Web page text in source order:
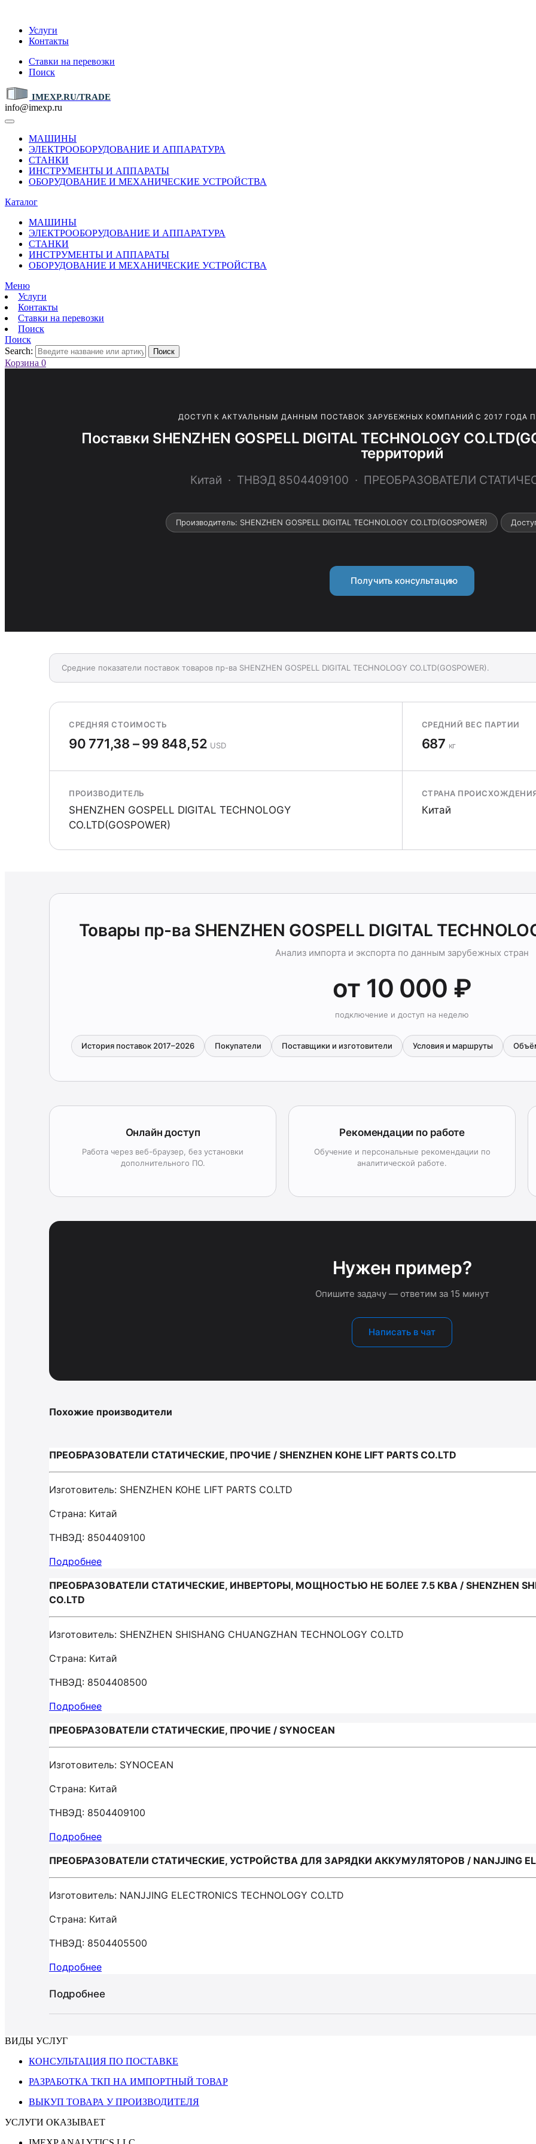
Услуги
Контакты
Ставки на перевозки
Поиск
IMEXP.RU/TRADE
info@imexp.ru
МАШИНЫ
ЭЛЕКТРООБОРУДОВАНИЕ И АППАРАТУРА
СТАНКИ
ИНСТРУМЕНТЫ И АППАРАТЫ
ОБОРУДОВАНИЕ И МЕХАНИЧЕСКИЕ УСТРОЙСТВА
Каталог
МАШИНЫ
ЭЛЕКТРООБОРУДОВАНИЕ И АППАРАТУРА
СТАНКИ
ИНСТРУМЕНТЫ И АППАРАТЫ
ОБОРУДОВАНИЕ И МЕХАНИЧЕСКИЕ УСТРОЙСТВА
Меню
Услуги
Контакты
Ставки на перевозки
Поиск
Поиск
Search:
Поиск
Корзина 0
ДОСТУП К АКТУАЛЬНЫМ ДАННЫМ ПОСТАВОК ЗАРУБЕЖНЫХ КОМПАНИЙ С 2017 ГОДА
Поставки SHENZHEN GOSPELL DIGITAL TECHNOLOGY
территорий
Китай · ТНВЭД 8504409100 · ПРЕОБРАЗОВАТЕЛИ
Производитель: SHENZHEN GOSPELL DIGITAL TECHNOLOGY CO.LTD(GOSPOWER)
Получить консультацию
Средние показатели поставок товаров пр-ва SHENZHEN GOSPELL DIGITAL TECHNOLOGY CO.LTD(GOSPOWER).
СРЕДНЯЯ СТОИМОСТЬ
90 771,38 – 99 848,52 USD
СРЕДНИЙ ВЕС ПАРТИИ
687 кг
ПРОИЗВОДИТЕЛЬ
SHENZHEN GOSPELL DIGITAL TECHNOLOGY
CO.LTD(GOSPOWER)
СТРАНА
Китай
Товары пр-ва SHENZHEN GOSPELL DIGITAL
Анализ импорта и экспорта по данным зарубежных стран
от 10 000 ₽
подключение и доступ на неделю
История поставок 2017–2026 Покупатели Поставщики и изготовители Условия и маршруты
Онлайн доступ
Работа через веб-браузер, без установки
дополнительного ПО.
Рекомендации по работе
Обучение и персональные рекомендации по
аналитической работе.
Нужен пример?
Опишите задачу — ответим за 15 минут
Написать в чат
Похожие производители
ПРЕОБРАЗОВАТЕЛИ СТАТИЧЕСКИЕ, ПРОЧИЕ / SHENZHEN KOHE LIFT PARTS CO.LTD
Изготовитель: SHENZHEN KOHE LIFT PARTS CO.LTD
Страна: Китай
ТНВЭД: 8504409100
Подробнее
ПРЕОБРАЗОВАТЕЛИ СТАТИЧЕСКИЕ, ИНВЕРТОРЫ, МОЩНОСТЬЮ НЕ БОЛЕЕ 7.5 КВА / SHENZHEN
CO.LTD
Изготовитель: SHENZHEN SHISHANG CHUANGZHAN TECHNOLOGY CO.LTD
Страна: Китай
ТНВЭД: 8504408500
Подробнее
ПРЕОБРАЗОВАТЕЛИ СТАТИЧЕСКИЕ, ПРОЧИЕ / SYNOCEAN
Изготовитель: SYNOCEAN
Страна: Китай
ТНВЭД: 8504409100
Подробнее
ПРЕОБРАЗОВАТЕЛИ СТАТИЧЕСКИЕ, УСТРОЙСТВА ДЛЯ ЗАРЯДКИ АККУМУЛЯТОРОВ / NANJJING
Изготовитель: NANJJING ELECTRONICS TECHNOLOGY CO.LTD
Страна: Китай
ТНВЭД: 8504405500
Подробнее
Подробнее
ВИДЫ УСЛУГ
КОНСУЛЬТАЦИЯ ПО ПОСТАВКЕ
РАЗРАБОТКА ТКП НА ИМПОРТНЫЙ ТОВАР
ВЫКУП ТОВАРА У ПРОИЗВОДИТЕЛЯ
УСЛУГИ ОКАЗЫВАЕТ